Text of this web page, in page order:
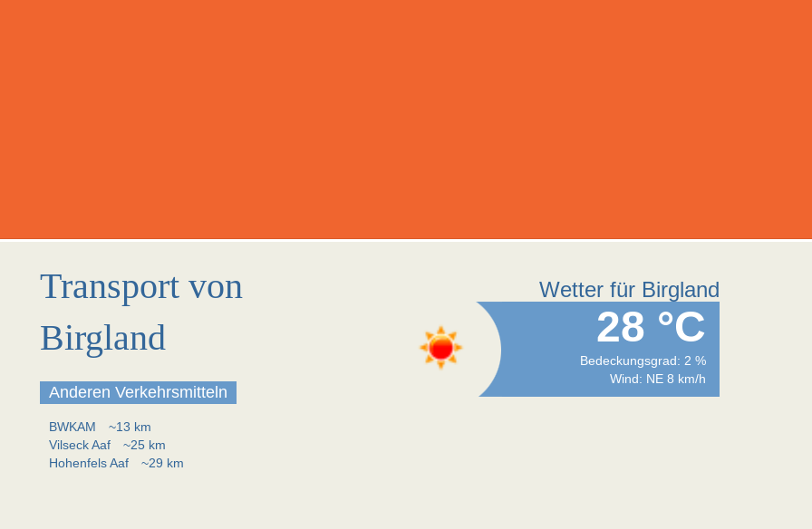
Transport von
Birgland
Anderen Verkehrsmitteln
BWKAM
~13 km
Vilseck Aaf
~25 km
Hohenfels Aaf
~29 km
Wetter für Birgland
28 °C
Bedeckungsgrad: 2 %
Wind: NE 8 km/h